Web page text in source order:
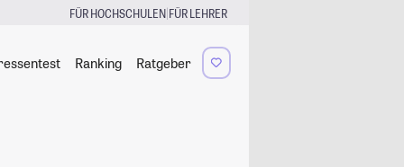
FÜR HOCHSCHULEN|FÜR LEHRER
Ranking Ratgeber